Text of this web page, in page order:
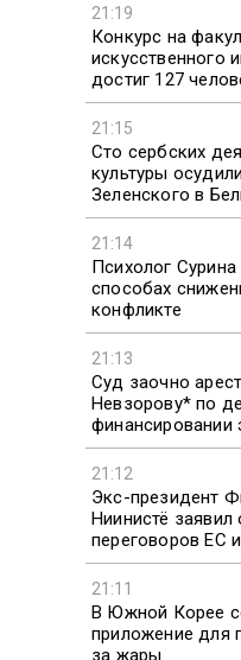
21:19
Конкурс на
искусственного
достиг 127
21:15
Сто сербских
культуры
Зеленского в
21:14
Психолог Сурина
способах
конфликте
21:13
Суд заочно
Невзорову* по
финансировании
21:12
Экс-президент
Ниинистё
переговоров ЕС
21:11
В Южной Корее
приложение для
за жары